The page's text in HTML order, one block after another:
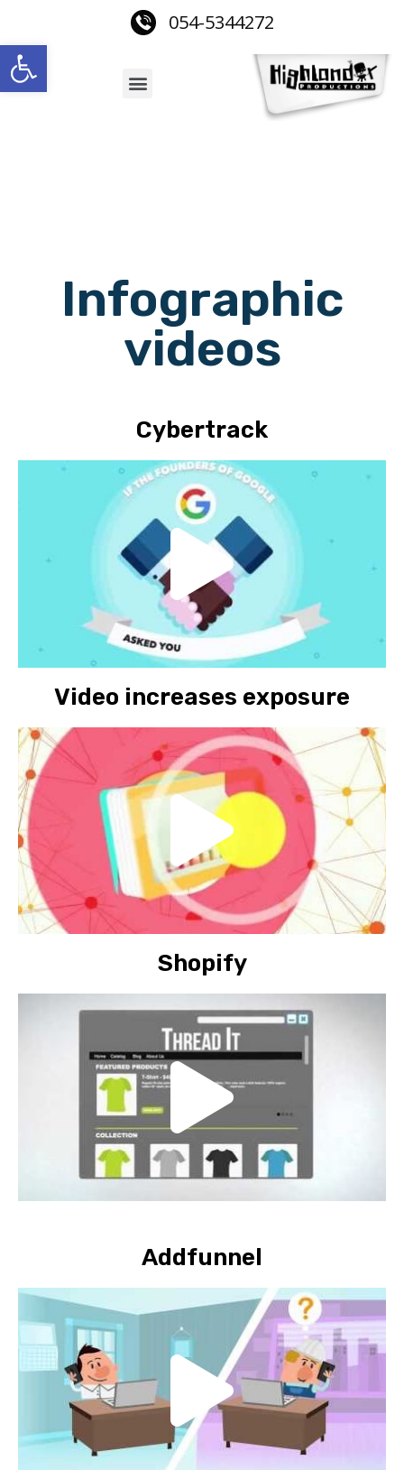
Open toolbar
054-5344272
Infographic
videos
Cybertrack
Video increases exposure
Shopify
Addfunnel